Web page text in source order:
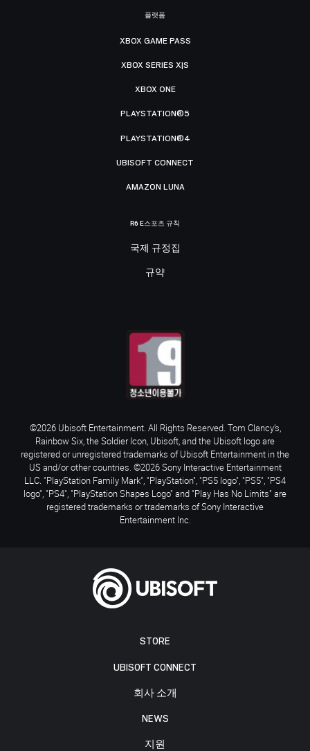
STORE
UBISOFT CONNECT
회사 소개
NEWS
지원
플랫폼
XBOX GAME PASS
XBOX SERIES X|S
XBOX ONE
PLAYSTATION®5
PLAYSTATION®4
UBISOFT CONNECT
AMAZON LUNA
R6 E스포츠 규칙
국제 규정집
규약
©2026 Ubisoft Entertainment. All Rights Reserved. Tom Clancy’s,
Rainbow Six, the Soldier Icon, Ubisoft, and the Ubisoft logo are
registered or unregistered trademarks of Ubisoft Entertainment in the
US and/or other countries. ©2026 Sony Interactive Entertainment
LLC. "PlayStation Family Mark", "PlayStation", "PS5 logo", "PS5", "PS4
logo", "PS4", "PlayStation Shapes Logo" and "Play Has No Limits" are
registered trademarks or trademarks of Sony Interactive
Entertainment Inc.